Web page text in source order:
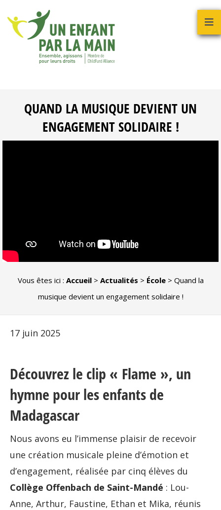
QUAND LA MUSIQUE DEVIENT UN
ENGAGEMENT SOLIDAIRE !
Vous êtes ici : Accueil> Actualités > École> Quand la
musique devient un engagement solidaire !
17 juin 2025
Découvrez le clip « Flame », un
hymne pour les enfants de
Madagascar
Nous avons eu l’immense plaisir de recevoir
une création musicale pleine d’émotion et
d’engagement, réalisée par cinq élèves du
Collège Offenbach de Saint-Mandé : Lou-
Anne, Arthur, Faustine, Ethan et Mika, réunis